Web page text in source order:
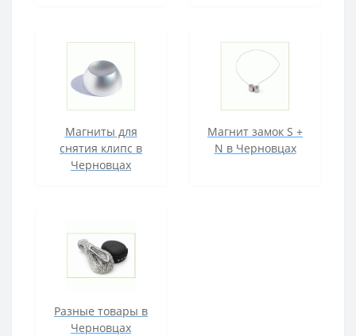
Магниты для
снятия клипс в
Черновцах
Магнит замок S +
N в Черновцах
Разные товары в
Черновцах